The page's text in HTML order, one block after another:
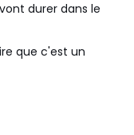
durer dans le
que c'est un